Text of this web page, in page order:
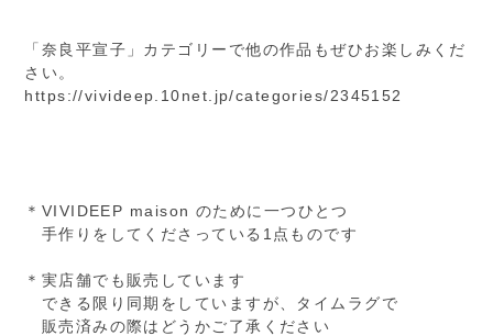
「奈良平宣子」カテゴリーで他の作品もぜひお楽しみくだ
さい。
https://vivideep.10net.jp/categories/2345152
＊VIVIDEEP maison のために一つひとつ
手作りをしてくださっている1点ものです
＊実店舗でも販売しています
できる限り同期をしていますが、タイムラグで
販売済みの際はどうかご了承ください